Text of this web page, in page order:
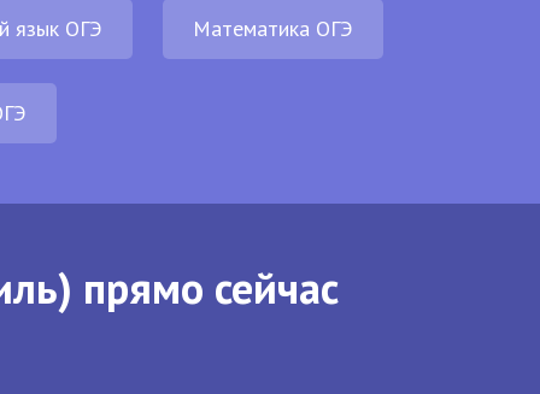
язык ОГЭ Математика ОГЭ
прямо сейчас